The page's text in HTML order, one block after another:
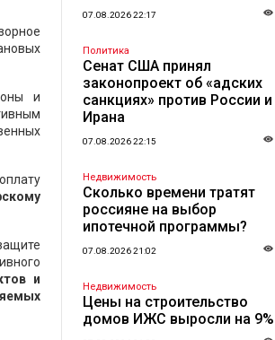
и
и
07.08.2026 22:17
Политика
Сенат США принял
законопроект об «адских
санкциях» против России и
Ирана
07.08.2026 22:15
Недвижимость
Сколько времени тратят
россияне на выбор
ипотечной программы?
07.08.2026 21:02
Недвижимость
Цены на строительство
домов ИЖС выросли на 9%